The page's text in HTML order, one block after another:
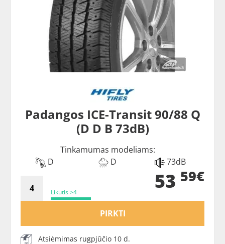
Padangos ICE-Transit 90/88 Q
(D D B 73dB)
Tinkamumas modeliams:
D
D 73dB
Likutis >4 53 59€
PIRKTI
Atsiėmimas rugpjūčio 10 d.